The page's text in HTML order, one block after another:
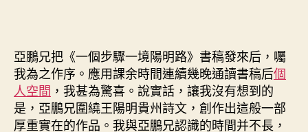
亞鵬兄把《一個步驟一境陽明路》書稿發來后，囑
我為之作序。應用課余時間連續幾晚通讀書稿后個
人空間 ，我甚為驚喜。說實話，讓我沒有想到的
是，亞鵬兄圍繞王陽明貴州詩文，創作出這般一部
厚重實在的作品。我與亞鵬兄認識的時間并不長，